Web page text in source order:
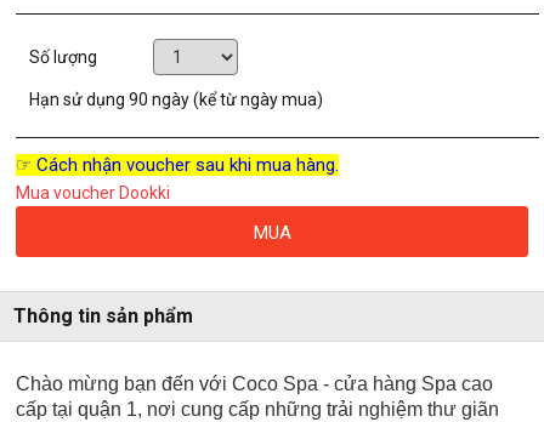
Số lượng
Hạn sử dụng90 ngày (kể từ ngày mua)
☞ Cách nhận voucher sau khi mua hàng.
Mua voucher Dookki
MUA
Thông tin sản phẩm
Chào mừng bạn đến với Coco Spa - cửa hàng Spa cao
cấp tại quận 1, nơi cung cấp những trải nghiệm thư giãn